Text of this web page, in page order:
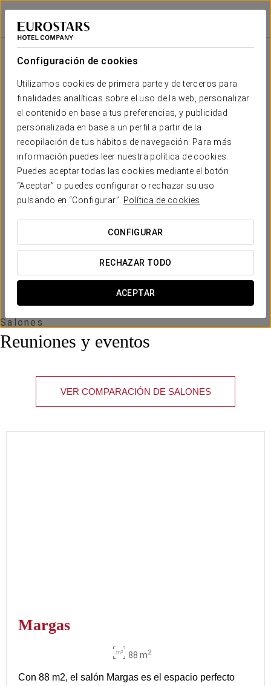
Configuración de cookies
Utilizamos cookies de primera parte y de terceros para
finalidades analíticas sobre el uso de la web, personalizar
el contenido en base a tus preferencias, y publicidad
personalizada en base a un perfil a partir de la
recopilación de tus hábitos de navegación. Para más
información puedes leer nuestra política de cookies.
Puedes aceptar todas las cookies mediante el botón
“Aceptar” o puedes configurar o rechazar su uso
pulsando en “Configurar”.
Política de cookies
CONFIGURAR
RECHAZAR TODO
ACEPTAR
Exe Las Margas Golf
HUESCA - LATAS
Tu evento en
SOLICITAR PRESUPUESTO
Salones
Reuniones y eventos
VER COMPARACIÓN DE SALONES
Sala
U
Margas
88 m
altura
- - 40 - 20 55
Río
70 m2
x m
altura
- - 35 - 15 50
Aneto
315 m 2
Hoyo 19
x m
altura
- 100 -
Margas
88 m2
Con 88 m2, el salón Margas es el espacio perfecto